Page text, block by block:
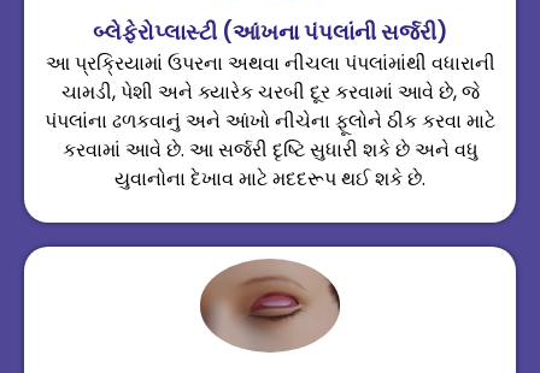
બ્લેફેરોપ્લાસ્ટી (આંખના પંપલાંની સર્જરી)
આ પ્રક્રિયામાં ઉપરના અથવા નીચલા પંપલાંમાંથી વધારાની
ચામડી, પેશી અને ક્યારેક ચરબી દૂર કરવામાં આવે છે, જે
પંપલાંના ઢળકવાનું અને આંખો નીચેના ફૂલોને ઠીક કરવા માટે
કરવામાં આવે છે. આ સર્જરી દૃષ્ટિ સુધારી શકે છે અને વધુ
યુવાનોના દેખાવ માટે મદદરૂપ થઈ શકે છે.